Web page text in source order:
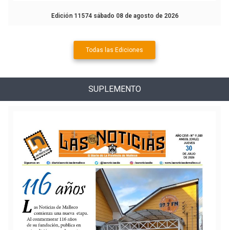
Edición 11574 sábado 08 de agosto de 2026
Todas las Ediciones
SUPLEMENTO